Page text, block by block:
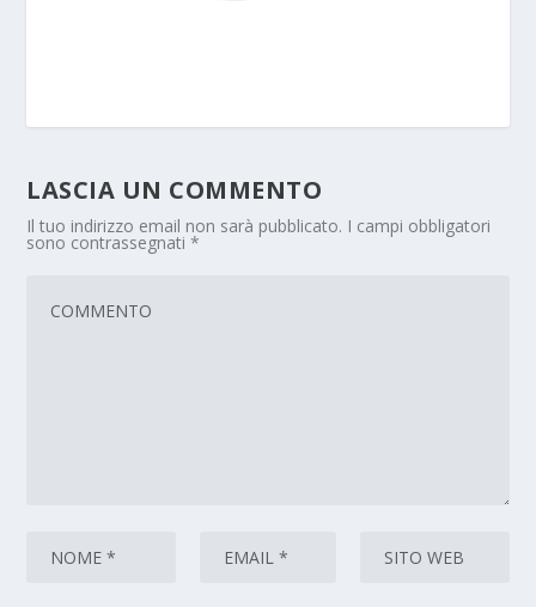
LASCIA UN COMMENTO
Il tuo indirizzo email non sarà pubblicato. I campi obbligatori
sono contrassegnati*